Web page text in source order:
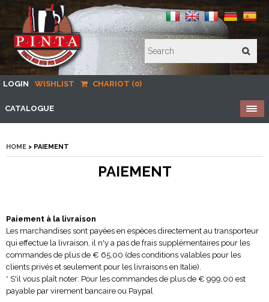
LOGIN WISHLIST CHARIOT (0)
CATALOGUE
HOME > PAIEMENT
PAIEMENT
Paiement à la livraison
Les marchandises sont payées en espèces directement au transporteur
qui effectue la livraison, il n'y a pas de frais supplémentaires pour les
commandes de plus de € 65,00 (des conditions valables pour les
clients privés et seulement pour les livraisons en Italie).
* S'il vous plaît noter: Pour les commandes de plus de € 999,00 est
payable par virement bancaire ou Paypal